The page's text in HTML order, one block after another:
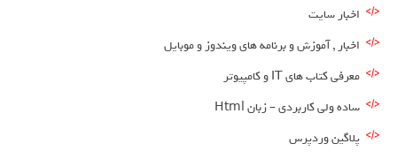
اخبار سایت
اخبار , آموزش و برنامه های ویندوز و موبایل
معرفی کتاب های IT و کامپیوتر
ساده ولی کاربردی – زبان Html
پلاگین وردپرس